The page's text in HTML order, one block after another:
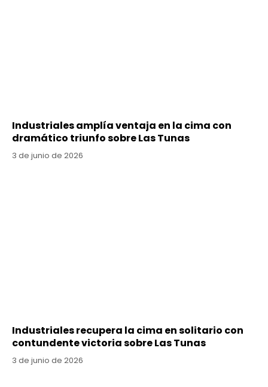
Industriales amplía ventaja en la cima con
dramático triunfo sobre Las Tunas
3 de junio de 2026
Industriales recupera la cima en solitario con
contundente victoria sobre Las Tunas
3 de junio de 2026